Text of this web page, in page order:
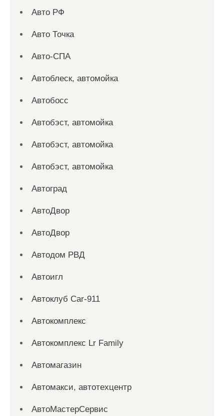
Авто РФ
Авто Точка
Авто-СПА
Автоблеск, автомойка
Автобосс
Автобэст, автомойка
Автобэст, автомойка
Автобэст, автомойка
Автоград
АвтоДвор
АвтоДвор
Автодом РВД
Автоигл
Автоклуб Car-911
Автокомплекс
Автокомплекс Lr Family
Автомагазин
Автомакси, автотехцентр
АвтоМастерСервис